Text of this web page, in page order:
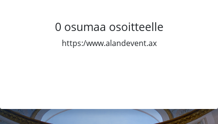
0 osumaa osoitteelle
https:/www.alandevent.ax